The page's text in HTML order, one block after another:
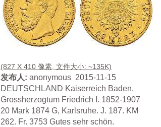
(827 X 410 像素, 文件大小: ~135K)
发布人: anonymous 2015-11-15
DEUTSCHLAND Kaiserreich Baden,
Grossherzogtum Friedrich I. 1852-1907
20 Mark 1874 G, Karlsruhe. J. 187. KM
262. Fr. 3753 Gutes sehr schön.